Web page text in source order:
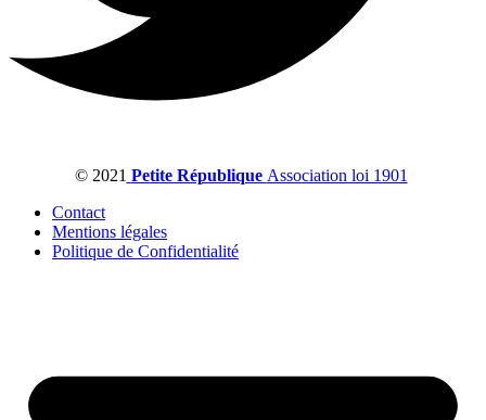
© 2021 Petite République Association loi 1901
Contact
Mentions légales
Politique de Confidentialité